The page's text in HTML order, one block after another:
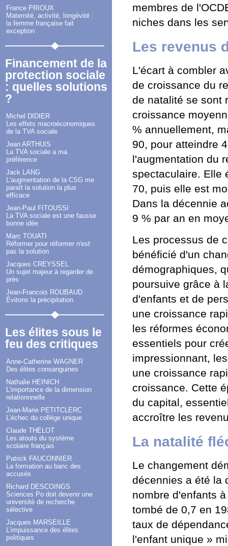
France PRIOUX
Maternité, activité, longévité :
la femme française fait
exception
Financement de la
protection sociale
: quelles solutions
?
Michel DIDIER
Les effets macroéconomiques
de la TVA sociale
Jean ARTHUIS
La TVA sociale a ma
préférence
Jack LANG
L'augmentation de la CSG me
paraît la solution la plus
efficace
Jean-Paul FITOUSSI
La TVA sociale est une fausse
bonne idée
Marc TOUATI
Réformer pour réformer n'est
pas la solution
Jacques CREYSSEL
Un sujet majeur à regarder de
près
Jean-Francois ROUBAUD
Évitons la précipitation
Les élites sous le
feu des critiques
Anne-Catherine WAGNER
Des élites consanguines
Nathalie HEINICH
L’importance de la dimension
relationnnelle
Jean-Marie PETITCLERC
L’échec du collège unique
Claude THÉLOT
Les atouts du système
scolaire français
Patrick FAUCONNIER
La formation au banc des
accusés
Richard DESCOINGS
Sciences Po doit devenir une
université de recherche
sélective
Jacques MARSEILLE
L’impuissance des élites
politiques
membres de
niches dans les
Les revenus
L'écart à combler
de croissance du
de natalité se sont
croissance
% annuellement,
90, pour atteindre
l'augmentation du
spectaculaire. Elle
70, puis elle est
Dans la décennie
9 % par an en
Les processus de
bénéficié d'un
démographiques,
poursuive grâce à
d'enfants et de
une croissance
les réformes
essentiels pour
impressionnant,
une croissance
croissance. Cette
du capital,
accroître les
La natalité
Le changement
décennies a été la
nombre d'enfants
tombé de 0,7 en
taux de
l'enfant unique »